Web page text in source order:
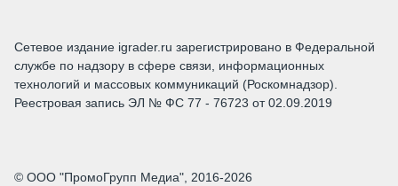
Сетевое издание igrader.ru зарегистрировано в Федеральной
службе по надзору в сфере связи, информационных
технологий и массовых коммуникаций (Роскомнадзор).
Реестровая запись ЭЛ № ФС 77 - 76723 от 02.09.2019
© ООО "ПромоГрупп Медиа", 2016-2026